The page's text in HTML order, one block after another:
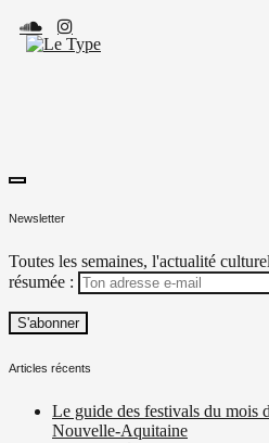
Skip
to
content
toggle
sidebar
Newsletter
Toutes les semaines, l'actualité
résumée :
Articles récents
Le guide des festivals du mois
Nouvelle-Aquitaine